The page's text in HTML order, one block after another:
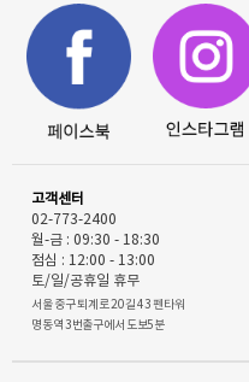
고객센터
02-773-2400
월-금 : 09:30 - 18:30
점심 : 12:00 - 13:00
토/일/공휴일 휴무
서울 중구 퇴계로 20길 43 펜타워
명동역 3번출구에서 도보5분